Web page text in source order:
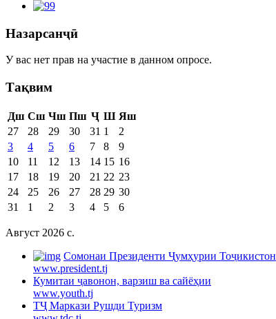
Назарсанҷӣ
У вас нет прав на участие в данном опросе.
Тақвим
Дш Сш Чш Пш Ҷ Ш Яш
27
28 29 30 31 1
2
3
4 5 6 7 8
9
10
11 12 13 14 15 16
17
18 19 20 21 22 23
24
25 26 27 28 29 30
31
1 2 3 4 5 6
Август 2026 c.
Cомонаи Президенти Ҷумҳурии Тоҷикистон
www.president.tj
Кумитаи ҷавонон, варзиш ва сайёҳии
www.youth.tj
ТҶ Маркази Рушди Туризм